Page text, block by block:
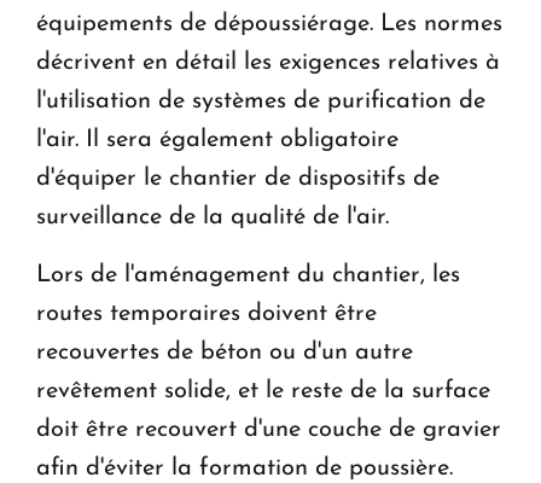
équipements de dépoussiérage. Les normes
décrivent en détail les exigences relatives à
l'utilisation de systèmes de purification de
l'air. Il sera également obligatoire
d'équiper le chantier de dispositifs de
surveillance de la qualité de l'air.
Lors de l'aménagement du chantier, les
routes temporaires doivent être
recouvertes de béton ou d'un autre
revêtement solide, et le reste de la surface
doit être recouvert d'une couche de gravier
afin d'éviter la formation de poussière.